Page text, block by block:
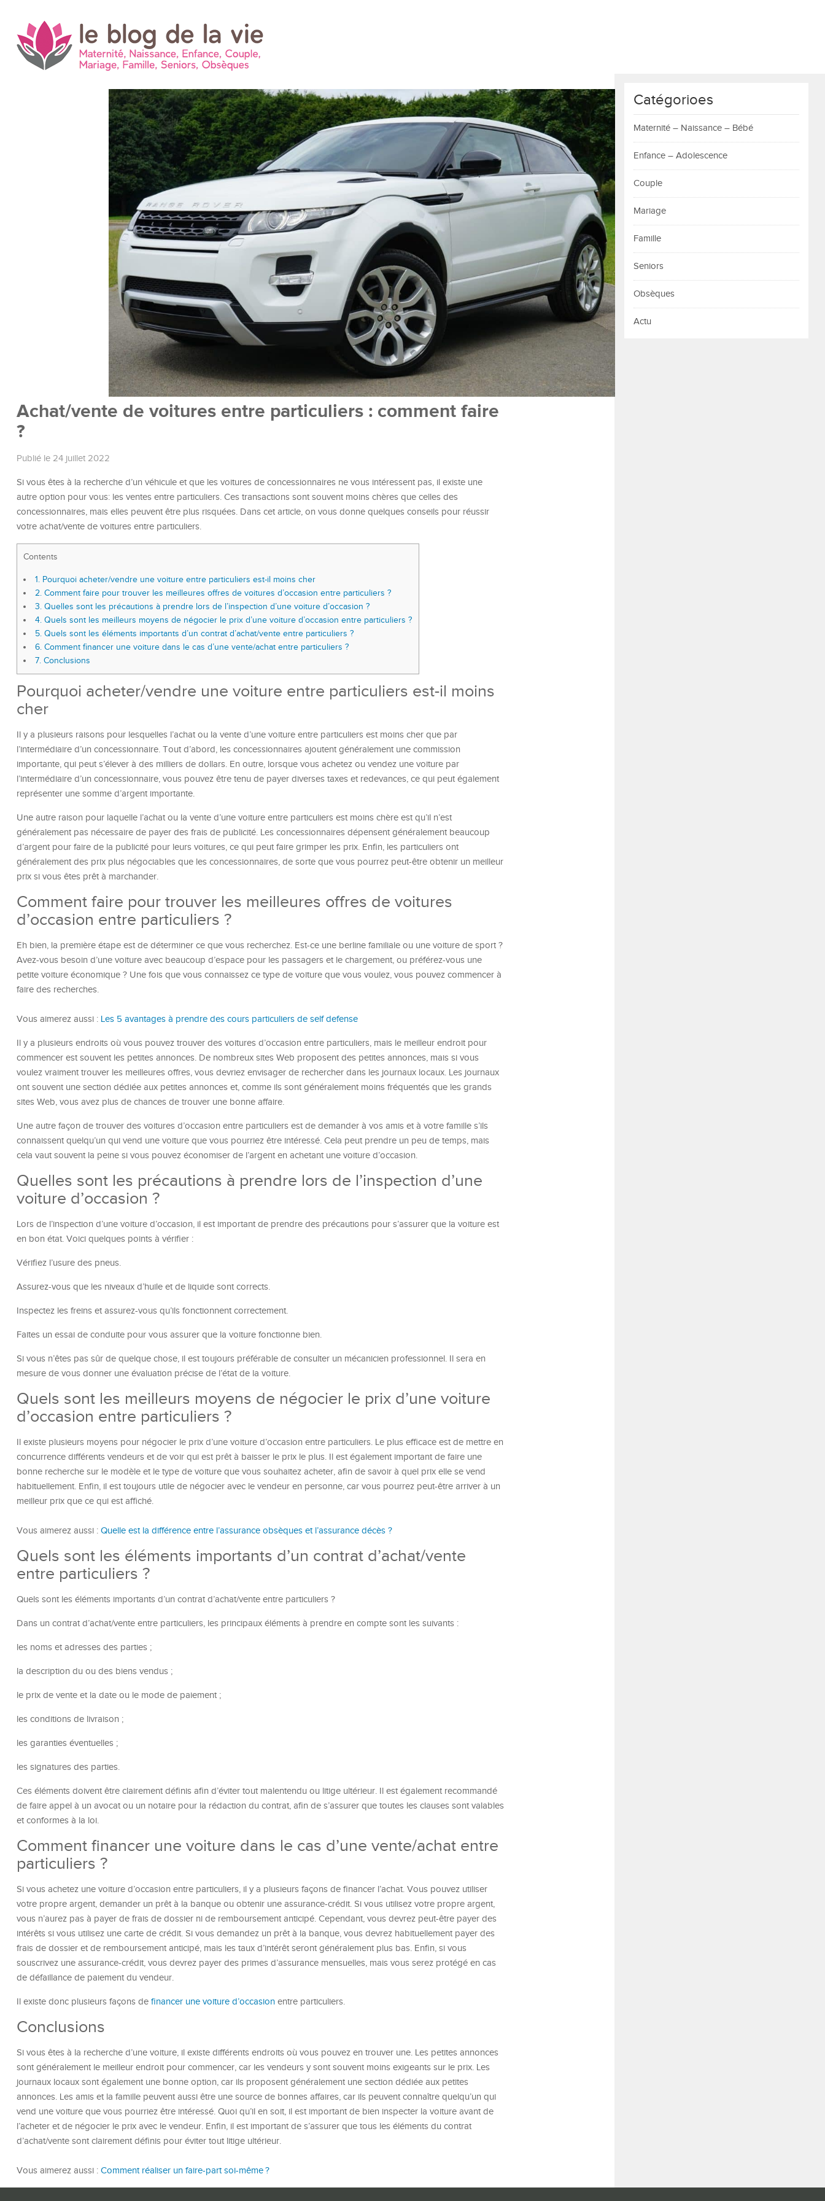
Achat/vente de voitures entre particuliers : comment faire
?
Publié le 24 juillet 2022
Si vous êtes à la recherche d’un véhicule et que les voitures de concessionnaires ne vous intéressent pas, il existe une
autre option pour vous: les ventes entre particuliers. Ces transactions sont souvent moins chères que celles des
concessionnaires, mais elles peuvent être plus risquées. Dans cet article, on vous donne quelques conseils pour réussir
votre achat/vente de voitures entre particuliers.
Contents
1. Pourquoi acheter/vendre une voiture entre particuliers est-il moins cher
2. Comment faire pour trouver les meilleures offres de voitures d’occasion entre particuliers ?
3. Quelles sont les précautions à prendre lors de l’inspection d’une voiture d’occasion ?
4. Quels sont les meilleurs moyens de négocier le prix d’une voiture d’occasion entre particuliers ?
5. Quels sont les éléments importants d’un contrat d’achat/vente entre particuliers ?
6. Comment financer une voiture dans le cas d’une vente/achat entre particuliers ?
7. Conclusions
Pourquoi acheter/vendre une voiture entre particuliers est-il moins
cher
Il y a plusieurs raisons pour lesquelles l’achat ou la vente d’une voiture entre particuliers est moins cher que par
l’intermédiaire d’un concessionnaire. Tout d’abord, les concessionnaires ajoutent généralement une commission
importante, qui peut s’élever à des milliers de dollars. En outre, lorsque vous achetez ou vendez une voiture par
l’intermédiaire d’un concessionnaire, vous pouvez être tenu de payer diverses taxes et redevances, ce qui peut également
représenter une somme d’argent importante.
Une autre raison pour laquelle l’achat ou la vente d’une voiture entre particuliers est moins chère est qu’il n’est
généralement pas nécessaire de payer des frais de publicité. Les concessionnaires dépensent généralement beaucoup
d’argent pour faire de la publicité pour leurs voitures, ce qui peut faire grimper les prix. Enfin, les particuliers ont
généralement des prix plus négociables que les concessionnaires, de sorte que vous pourrez peut-être obtenir un meilleur
prix si vous êtes prêt à marchander.
Comment faire pour trouver les meilleures offres de voitures
d’occasion entre particuliers ?
Eh bien, la première étape est de déterminer ce que vous recherchez. Est-ce une berline familiale ou une voiture de sport ?
Avez-vous besoin d’une voiture avec beaucoup d’espace pour les passagers et le chargement, ou préférez-vous une
petite voiture économique ? Une fois que vous connaissez ce type de voiture que vous voulez, vous pouvez commencer à
faire des recherches.
Vous aimerez aussi : Les 5 avantages à prendre des cours particuliers de self defense
Il y a plusieurs endroits où vous pouvez trouver des voitures d’occasion entre particuliers, mais le meilleur endroit pour
commencer est souvent les petites annonces. De nombreux sites Web proposent des petites annonces, mais si vous
voulez vraiment trouver les meilleures offres, vous devriez envisager de rechercher dans les journaux locaux. Les journaux
ont souvent une section dédiée aux petites annonces et, comme ils sont généralement moins fréquentés que les grands
sites Web, vous avez plus de chances de trouver une bonne affaire.
Une autre façon de trouver des voitures d’occasion entre particuliers est de demander à vos amis et à votre famille s’ils
connaissent quelqu’un qui vend une voiture que vous pourriez être intéressé. Cela peut prendre un peu de temps, mais
cela vaut souvent la peine si vous pouvez économiser de l’argent en achetant une voiture d’occasion.
Quelles sont les précautions à prendre lors de l’inspection d’une
voiture d’occasion ?
Lors de l’inspection d’une voiture d’occasion, il est important de prendre des précautions pour s’assurer que la voiture est
en bon état. Voici quelques points à vérifier :
Vérifiez l’usure des pneus.
Assurez-vous que les niveaux d’huile et de liquide sont corrects.
Inspectez les freins et assurez-vous qu’ils fonctionnent correctement.
Faites un essai de conduite pour vous assurer que la voiture fonctionne bien.
Si vous n’êtes pas sûr de quelque chose, il est toujours préférable de consulter un mécanicien professionnel. Il sera en
mesure de vous donner une évaluation précise de l’état de la voiture.
Quels sont les meilleurs moyens de négocier le prix d’une voiture
d’occasion entre particuliers ?
Il existe plusieurs moyens pour négocier le prix d’une voiture d’occasion entre particuliers. Le plus efficace est de mettre en
concurrence différents vendeurs et de voir qui est prêt à baisser le prix le plus. Il est également important de faire une
bonne recherche sur le modèle et le type de voiture que vous souhaitez acheter, afin de savoir à quel prix elle se vend
habituellement. Enfin, il est toujours utile de négocier avec le vendeur en personne, car vous pourrez peut-être arriver à un
meilleur prix que ce qui est affiché.
Vous aimerez aussi : Quelle est la différence entre l’assurance obsèques et l’assurance décès ?
Quels sont les éléments importants d’un contrat d’achat/vente
entre particuliers ?
Quels sont les éléments importants d’un contrat d’achat/vente entre particuliers ?
Dans un contrat d’achat/vente entre particuliers, les principaux éléments à prendre en compte sont les suivants :
les noms et adresses des parties ;
la description du ou des biens vendus ;
le prix de vente et la date ou le mode de paiement ;
les conditions de livraison ;
les garanties éventuelles ;
les signatures des parties.
Ces éléments doivent être clairement définis afin d’éviter tout malentendu ou litige ultérieur. Il est également recommandé
de faire appel à un avocat ou un notaire pour la rédaction du contrat, afin de s’assurer que toutes les clauses sont valables
et conformes à la loi.
Comment financer une voiture dans le cas d’une vente/achat entre
particuliers ?
Si vous achetez une voiture d’occasion entre particuliers, il y a plusieurs façons de financer l’achat. Vous pouvez utiliser
votre propre argent, demander un prêt à la banque ou obtenir une assurance-crédit. Si vous utilisez votre propre argent,
vous n’aurez pas à payer de frais de dossier ni de remboursement anticipé. Cependant, vous devrez peut-être payer des
intérêts si vous utilisez une carte de crédit. Si vous demandez un prêt à la banque, vous devrez habituellement payer des
frais de dossier et de remboursement anticipé, mais les taux d’intérêt seront généralement plus bas. Enfin, si vous
souscrivez une assurance-crédit, vous devrez payer des primes d’assurance mensuelles, mais vous serez protégé en cas
de défaillance de paiement du vendeur.
Il existe donc plusieurs façons de financer une voiture d’occasion entre particuliers.
Conclusions
Si vous êtes à la recherche d’une voiture, il existe différents endroits où vous pouvez en trouver une. Les petites annonces
sont généralement le meilleur endroit pour commencer, car les vendeurs y sont souvent moins exigeants sur le prix. Les
journaux locaux sont également une bonne option, car ils proposent généralement une section dédiée aux petites
annonces. Les amis et la famille peuvent aussi être une source de bonnes affaires, car ils peuvent connaître quelqu’un qui
vend une voiture que vous pourriez être intéressé. Quoi qu’il en soit, il est important de bien inspecter la voiture avant de
l’acheter et de négocier le prix avec le vendeur. Enfin, il est important de s’assurer que tous les éléments du contrat
d’achat/vente sont clairement définis pour éviter tout litige ultérieur.
Vous aimerez aussi : Comment réaliser un faire-part soi-même ?
Catégorioes
Maternité – Naissance – Bébé
Enfance – Adolescence
Couple
Mariage
Famille
Seniors
Obsèques
Actu